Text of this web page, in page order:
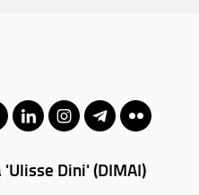
Dini' (DIMAI)